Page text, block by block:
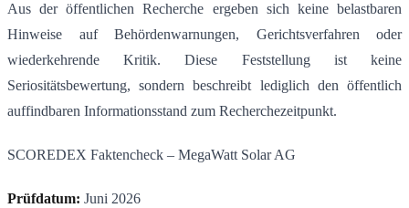
Aus der öffentlichen Recherche ergeben sich keine belastbaren
Hinweise auf Behördenwarnungen, Gerichtsverfahren oder
wiederkehrende Kritik. Diese Feststellung ist keine
Seriositätsbewertung, sondern beschreibt lediglich den öffentlich
auffindbaren Informationsstand zum Recherchezeitpunkt.
SCOREDEX Faktencheck – MegaWatt Solar AG
Prüfdatum: Juni 2026